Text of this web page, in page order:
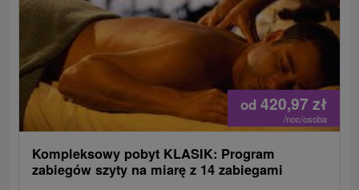
od 420,97 zł
/noc/osoba
Kompleksowy pobyt KLASIK: Program
zabiegów szyty na miarę z 14 zabiegami